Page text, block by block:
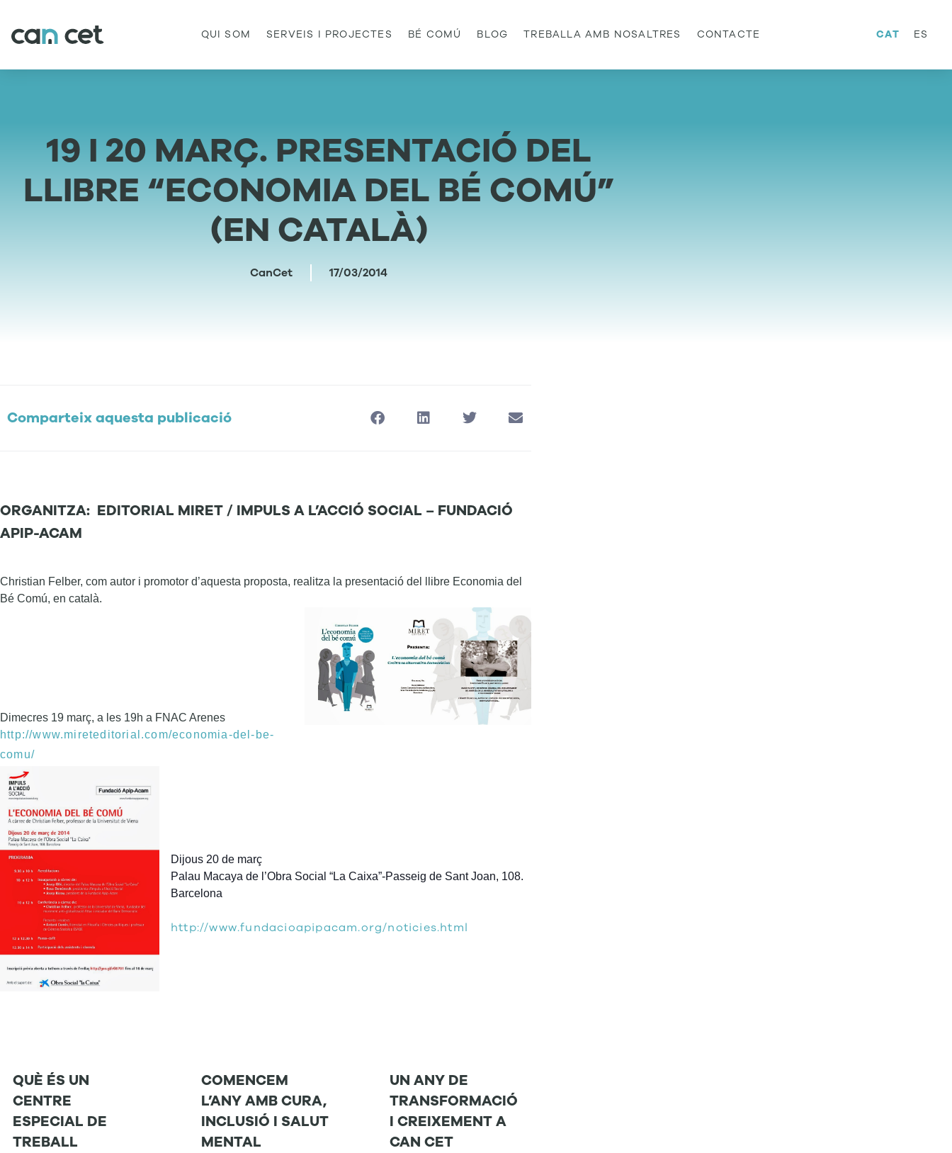
QUI SOM SERVEIS I PROJECTES BÉ COMÚ BLOG TREBALLA AMB NOSALTRES CONTACTE CAT ES
19 I 20 MARÇ. PRESENTACIÓ DEL
LLIBRE “ECONOMIA DEL BÉ COMÚ”
(EN CATALÀ)
CanCet 17/03/2014
Comparteix aquesta publicació
ORGANITZA: EDITORIAL MIRET / IMPULS A L’ACCIÓ SOCIAL – FUNDACIÓ
APIP-ACAM
Christian Felber, com autor i promotor d’aquesta proposta, realitza la presentació del llibre Economia del
Bé Comú, en català.
Dimecres 19 març, a les 19h a FNAC Arenes
http://www.mireteditorial.com/economia-del-be-
comu/
Dijous 20 de març
Palau Macaya de l’Obra Social “La Caixa”-Passeig de Sant Joan, 108.
Barcelona
http://www.fundacioapipacam.org/noticies.html
QUÈ ÉS UN
CENTRE
ESPECIAL DE
TREBALL
COMENCEM
L’ANY AMB CURA,
INCLUSIÓ I SALUT
MENTAL
UN ANY DE
TRANSFORMACIÓ
I CREIXEMENT A
CAN CET